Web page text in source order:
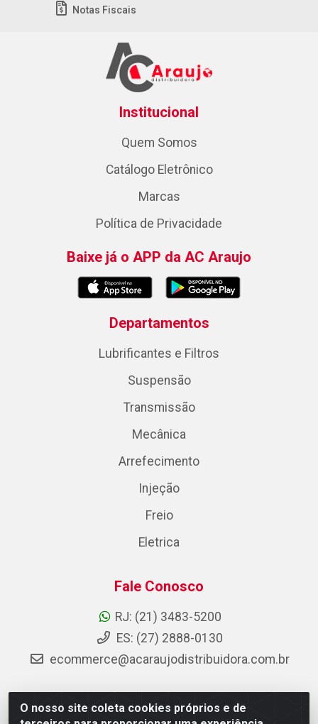
O nosso site coleta cookies próprios e de
Notas Fiscais
Institucional
Quem Somos
Catálogo Eletrônico
Marcas
Política de Privacidade
Baixe já o APP da AC Araujo
Departamentos
Lubrificantes e Filtros
Suspensão
Transmissão
Mecânica
Arrefecimento
Injeção
Freio
Eletrica
Fale Conosco
RJ: (21) 3483-5200
ES: (27) 2888-0130
ecommerce@acaraujodistribuidora.com.br
AC Araujo Distribuidora - Rua Carneiro de Campos, 42 -